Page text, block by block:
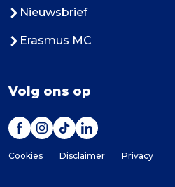
Nieuwsbrief
Erasmus MC
Volg ons op
Cookies Disclaimer Privacy